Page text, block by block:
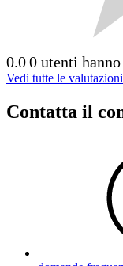
0.00 utenti
Vedi tutte le valutazioni
Contatta il